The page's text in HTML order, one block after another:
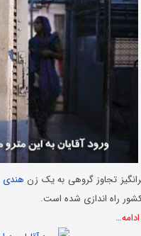
تجاوز گروهی به یک زن هندی
کشور راه اندازی شده است.